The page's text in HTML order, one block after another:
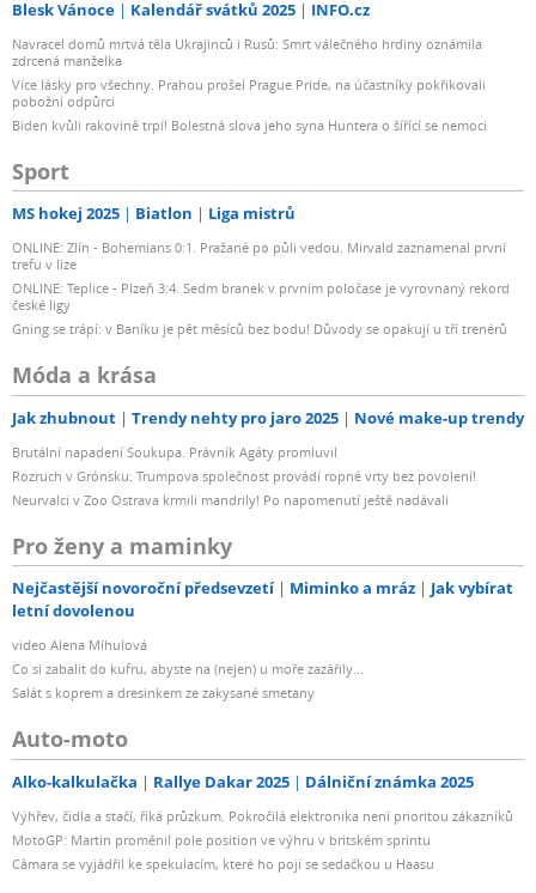
Blesk Vánoce Kalendář svátků 2025 INFO.cz
Navracel domů mrtvá těla Ukrajinců i Rusů: Smrt válečného hrdiny oznámila
zdrcená manželka
Více lásky pro všechny. Prahou prošel Prague Pride, na účastníky pokřikovali
pobožní odpůrci
Biden kvůli rakovině trpí! Bolestná slova jeho syna Huntera o šířící se nemoci
Sport
MS hokej 2025 Biatlon Liga mistrů
ONLINE: Zlín - Bohemians 0:1. Pražané po půli vedou. Mirvald zaznamenal první
trefu v lize
ONLINE: Teplice - Plzeň 3:4. Sedm branek v prvním poločase je vyrovnaný rekord
české ligy
Gning se trápí: v Baníku je pět měsíců bez bodu! Důvody se opakují u tří trenérů
Móda a krása
Jak zhubnout Trendy nehty pro jaro 2025 Nové make-up trendy
Brutální napadení Soukupa. Právník Agáty promluvil
Rozruch v Grónsku: Trumpova společnost provádí ropné vrty bez povolení!
Neurvalci v Zoo Ostrava krmili mandrily! Po napomenutí ještě nadávali
Pro ženy a maminky
Nejčastější novoroční předsevzetí Miminko a mráz
Jak vybírat
letní dovolenou
video Alena Mihulová
Co si zabalit do kufru, abyste na (nejen) u moře zazářily...
Salát s koprem a dresinkem ze zakysané smetany
Auto-moto
Alko-kalkulačka Rallye Dakar 2025 Dálniční známka 2025
Výhřev, čidla a stačí, říká průzkum. Pokročilá elektronika není prioritou zákazníků
MotoGP: Martin proměnil pole position ve výhru v britském sprintu
Câmara se vyjádřil ke spekulacím, které ho pojí se sedačkou u Haasu